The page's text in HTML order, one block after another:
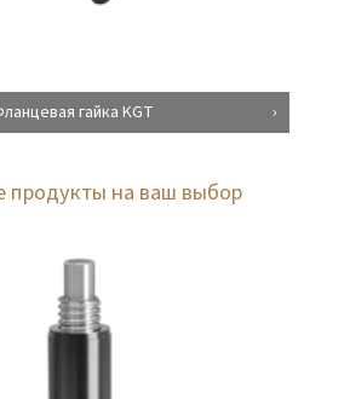
гайка KGT
продукты на ваш выбор